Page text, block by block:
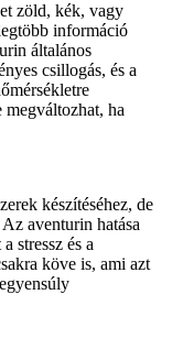
zöld, kék, vagy
információ
általános
csillogás, és a
ha
készítéséhez, de
aventurin hatása
stressz és a
köve is, ami azt